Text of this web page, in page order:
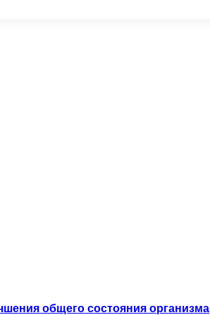
общего состояния организма